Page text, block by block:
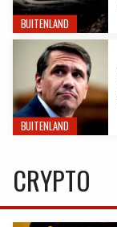
BUITENLAND
BUITENLAND
CRYPTO